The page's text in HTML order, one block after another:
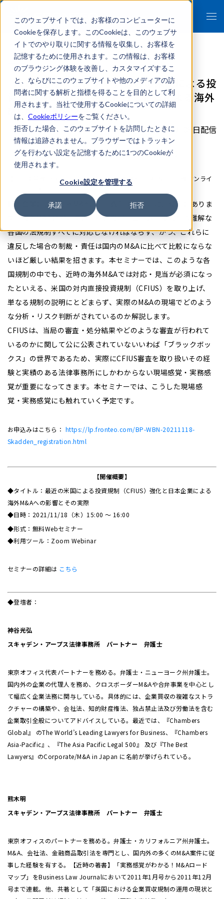
このウェブサイトでは、お客様のコンピューターに
Cookieを保存します。このCookieは、このウェブサ
イトでのやり取りに関する情報を収集し、お客様を
記憶するために使用されます。この情報は、お客様
のブラウジング体験を改善し、カスタマイズするこ
と、ならびにこのウェブサイトや他のメディアの訪
問者に関する解析と指標を得ることを目的として利
用されます。当社で使用するCookieについての詳細
は、 Cookieポリシーをご覧ください。
拒否した場合、このウェブサイトを訪問したときに
情報は追跡されません。ブラウザーではトラッキン
グを行わない設定を記憶するために1つのCookieが
使用されます。
Cookie設定を管理する
承諾 拒否
【11月開催ウェビナー】最近の米国による投
資規制（CFIUS）強化と日本企業による海外
M&Aへの影響とその実際
2021年11月09日配信
リーガルテックAI イベント/セミナー
【11/18 開催 スキャデン・アープス法律事務所 / FRONTEO共催オンライ
日本企業による海外M&Aはここ数年で著しい増加傾向にありま
す。海外M&Aにおいては、膨大なボリューム、複雑かつ難解な
各国の法規制すべてに対応しなければならず、かつ、これらに
違反した場合の制裁・責任は国内のM&Aに比べて比較にならな
いほど厳しい結果を招きます。本セミナーでは、このような各
国規制の中でも、近時の海外M&Aでは対応・見当が必須になっ
たといえる、米国の対内直接投資規制（CFIUS）を取り上げ、
単なる規制の説明にとどまらず、実際のM&Aの現場でどのよう
な分析・リスク判断がされているのか解説します。
CFIUSは、当局の審査・処分結果やどのような審査が行われて
いるのかに関して公に公表されていないいわば「ブラックボッ
クス」の世界であるため、実際にCFIUS審査を取り扱いその経
験と実績のある法律事務所にしかわからない現場感覚・実務感
覚が重要になってきます。本セミナーでは、こうした現場感
覚・実務感覚にも触れていく予定です。
お申込みはこちら： https://lp.fronteo.com/BP-WBN-20211118-
Skadden_registration.html
【開催概要】
◆タイトル：最近の米国による投資規制（CFIUS）強化と日本企業による
海外M&Aへの影響とその実際
◆日時：2021/11/18（木）15:00 ～ 16:00
◆形式：無料Webセミナー
◆利用ツール：Zoom Webinar
セミナーの詳細は こちら
◆登壇者：
神谷光弘
スキャデン・アープス法律事務所 パートナー 弁護士
東京オフィス代表パートナーを務める。弁護士・ニューヨーク州弁護士。
国内外の企業の代理人を務め、クロスボーダーM&Aや合弁事業を中心とし
て幅広く企業法務に関与している。具体的には、企業買収の複雑なストラ
クチャーの構築や、会社法、知的財産権法、独占禁止法及び労働法を含む
企業取引全般についてアドバイスしている。最近では、『Chambers
Global』 のThe World’s Leading Lawyers for Business、『Chambers
Asia-Pacific』、『The Asia Pacific Legal 500』 及び『The Best
Lawyers』のCorporate/M&A in Japan に名前が挙げられている。
熊木明
スキャデン・アープス法律事務所 パートナー 弁護士
東京オフィスのパートナーを務める。弁護士・カリフォルニア州弁護士。
M&A、会社法、金融商品取引法を専門とし、国内外の多くのM&A案件に従
事した経験を有する。【近時の著書】「実務感覚がわかる！M&Aロード
マップ」をBusiness Law Journalにおいて2011年1月号から2011年12月
号まで連載。他、共著として「英国における企業買収規制の運用の現状と